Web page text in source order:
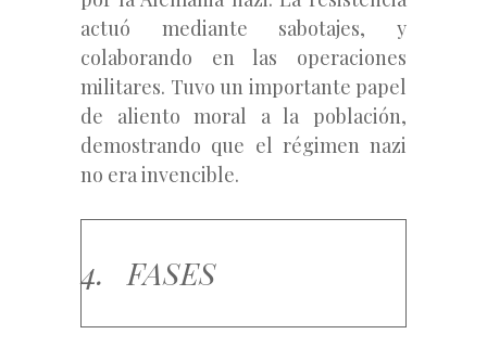
actuó mediante sabotajes, y
colaborando en las operaciones
militares. Tuvo un importante papel
de aliento moral a la población,
demostrando que el régimen nazi
no era invencible.
4. FASES